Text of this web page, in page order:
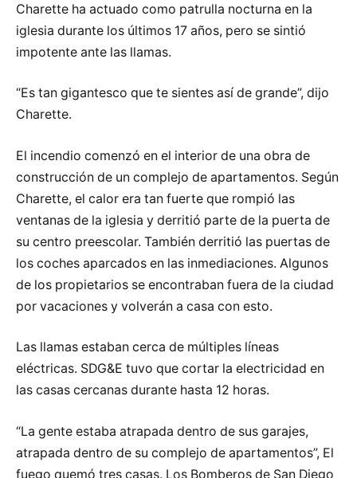
Charette ha actuado como patrulla nocturna en la
iglesia durante los últimos 17 años, pero se sintió
impotente ante las llamas.
“Es tan gigantesco que te sientes así de grande”, dijo
Charette.
El incendio comenzó en el interior de una obra de
construcción de un complejo de apartamentos. Según
Charette, el calor era tan fuerte que rompió las
ventanas de la iglesia y derritió parte de la puerta de
su centro preescolar. También derritió las puertas de
los coches aparcados en las inmediaciones. Algunos
de los propietarios se encontraban fuera de la ciudad
por vacaciones y volverán a casa con esto.
Las llamas estaban cerca de múltiples líneas
eléctricas. SDG&E tuvo que cortar la electricidad en
las casas cercanas durante hasta 12 horas.
“La gente estaba atrapada dentro de sus garajes,
atrapada dentro de su complejo de apartamentos”, El
fuego quemó tres casas. Los Bomberos de San Diego